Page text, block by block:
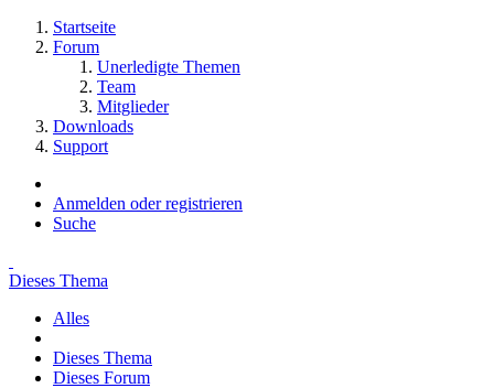
Startseite
Forum
Unerledigte Themen
Team
Mitglieder
Downloads
Support
Anmelden oder registrieren
Suche
Dieses Thema
Alles
Dieses Thema
Dieses Forum